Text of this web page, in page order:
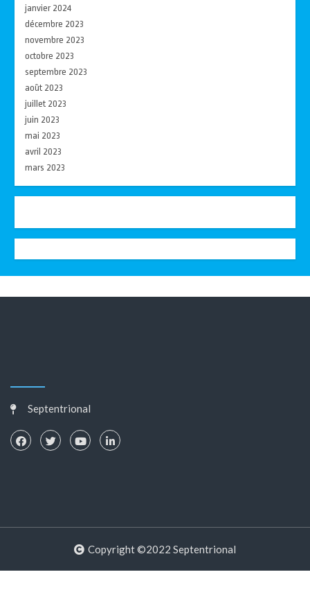
janvier 2024
décembre 2023
novembre 2023
octobre 2023
septembre 2023
août 2023
juillet 2023
juin 2023
mai 2023
avril 2023
mars 2023
Septentrional
Copyright ©2022 Septentrional